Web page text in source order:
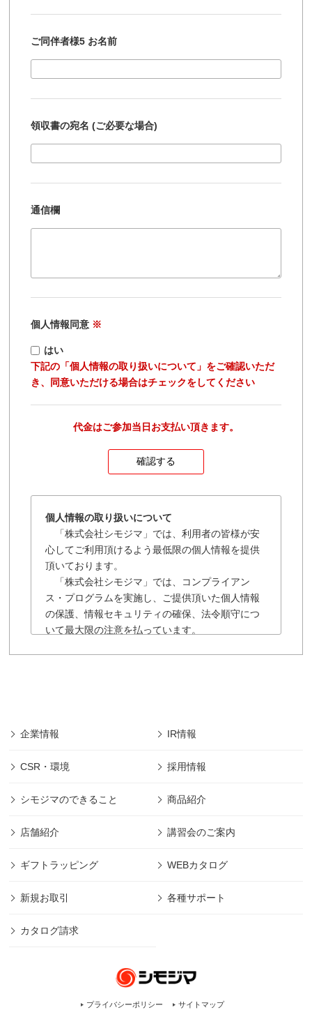
ご同伴者様5 お名前
領収書の宛名 (ご必要な場合)
通信欄
個人情報同意 ※
はい
下記の「個人情報の取り扱いについて」をご確認いただ
き、同意いただける場合はチェックをしてください
代金はご参加当日お支払い頂きます。
個人情報の取り扱いについて
「株式会社シモジマ」では、利用者の皆様が安
心してご利用頂けるよう最低限の個人情報を提供
頂いております。
「株式会社シモジマ」では、コンプライアン
ス・プログラムを実施し、ご提供頂いた個人情報
の保護、情報セキュリティの確保、法令順守につ
いて最大限の注意を払っています。
報の保護に細心の注意を払うものとします。
供されるサービスのみであります。
■本規約に明記された場合を除き、目的以外の利用
■本規約に明記された場合を除き、第三者への開示
■その他本規約に規定された方法での適切な管理を
■「株式会社シモジマ」は利用者の許可なくして、
「株式会社シモジマ」が、個人情報取得内容の変
には、利用者がその内容を知ることができるよ
う、「株式会社シモジマ」ホームページのお知ら
せに公開し、この規約に反映することにより通知
企業情報 IR情報
CSR・環境 採用情報
シモジマのできること 商品紹介
店舗紹介 講習会のご案内
ギフトラッピング WEBカタログ
新規お取引 各種サポート
カタログ請求
プライバシーポリシー サイトマップ